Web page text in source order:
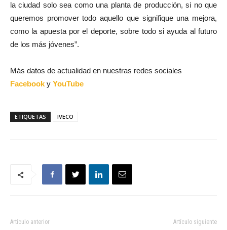
la ciudad solo sea como una planta de producción, si no que
queremos promover todo aquello que signifique una mejora,
como la apuesta por el deporte, sobre todo si ayuda al futuro
de los más jóvenes”.
Más datos de actualidad en nuestras redes sociales
Facebook y YouTube
ETIQUETAS IVECO
Artículo anterior Artículo siguiente